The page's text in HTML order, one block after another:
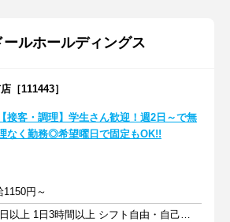
ルホールディングス
［111443］
【接客・調理】学生さん歓迎！週2日～で無
なく勤務◎希望曜日で固定もOK!!
1150円～
週2日以上 1日3時間以上 シフト自由・自己申告